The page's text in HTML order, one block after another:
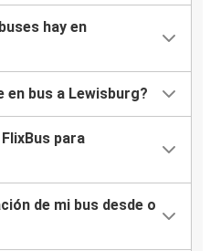
hay en
en bus a Lewisburg?
para
de mi bus desde o